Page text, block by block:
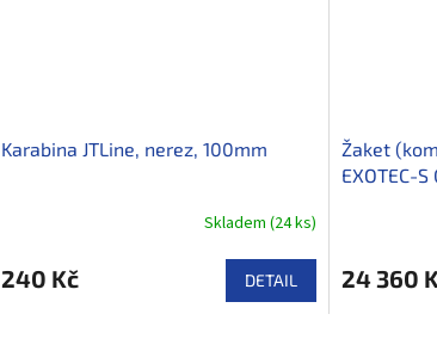
Karabina JTLine, nerez, 100mm
Skladem (24 ks)
240 Kč DETAIL
Žaket
EXOTEC-S
24 360